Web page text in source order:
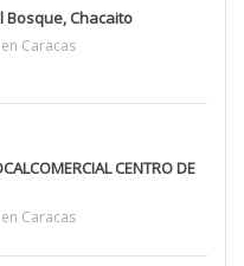
Bosque, Chacaito
Caracas
CENTRO DE
Caracas